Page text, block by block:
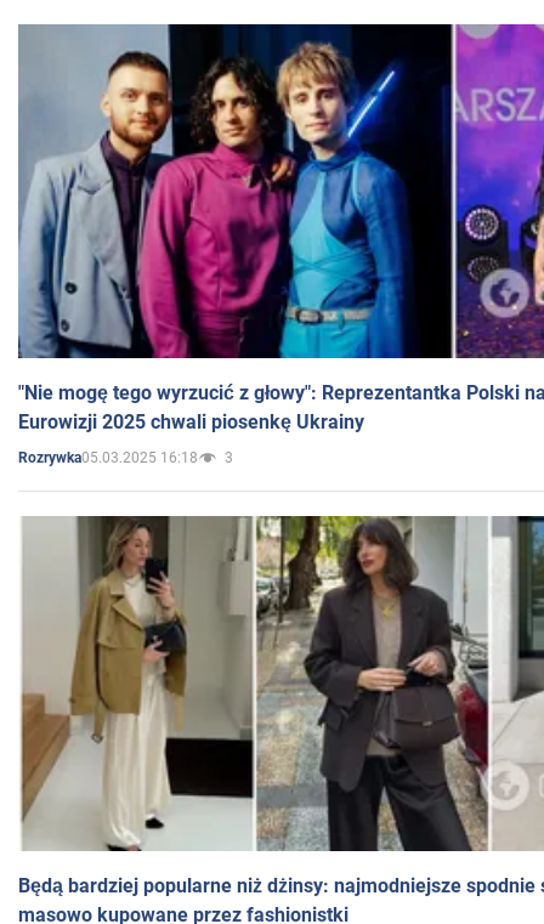
"Nie mogę tego wyrzucić z głowy": Reprezentantka Polski
Eurowizji 2025 chwali piosenkę Ukrainy
Rozrywka05.03.2025 16:18 3
Będą bardziej popularne niż dżinsy: najmodniejsze spodnie
masowo kupowane przez fashionistki